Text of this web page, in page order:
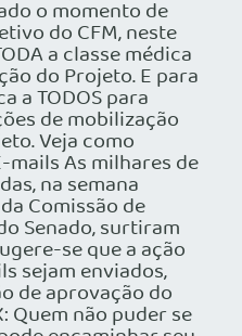
o momento de
do CFM, neste
a classe médica
do Projeto. E para
a TODOS para
de mobilização
Veja como
mails As milhares de
na semana
Comissão de
Senado, surtiram
se que a ação
sejam enviados,
de aprovação do
Quem não puder se